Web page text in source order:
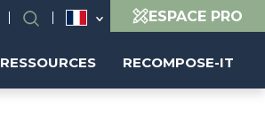
Rechercher ESPACE PRO
RESSOURCES RECOMPOSE-IT